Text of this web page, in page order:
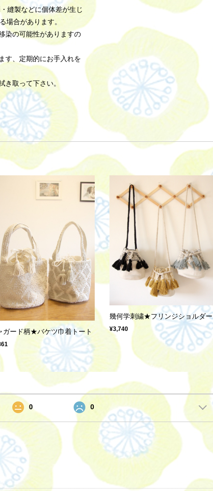
縫製などに個体差が生じ
場合があります。
染の可能性がありますの
す、定期的にお手入れを
き取って下さい。
ガード柄★バケツ巾着トート
幾何学刺繍★フリンジショルダー
¥3,740
0 0